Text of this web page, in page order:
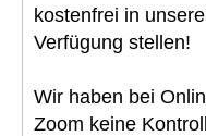
kostenfrei in
Verfügung stellen!
Wir haben bei
Zoom keine